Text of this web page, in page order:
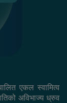
एकल स्वामित्व
अविभाज्य ध्रुव